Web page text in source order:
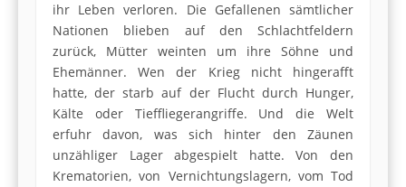
ihr Leben verloren. Die Gefallenen sämtlicher
Nationen blieben auf den Schlachtfeldern
zurück, Mütter weinten um ihre Söhne und
Ehemänner. Wen der Krieg nicht hingerafft
hatte, der starb auf der Flucht durch Hunger,
Kälte oder Tieffliegerangriffe. Und die Welt
erfuhr davon, was sich hinter den Zäunen
unzähliger Lager abgespielt hatte. Von den
Krematorien, von Vernichtungslagern, vom Tod